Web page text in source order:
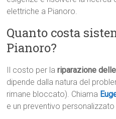
elettriche a Pianoro.
Quanto costa
Pianoro?
Il costo per lariparazione
dipende dalla natura del
rimane bloccato). Chiama
e un preventivo